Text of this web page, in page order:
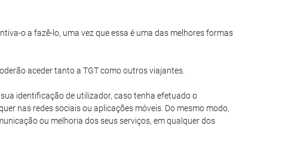
o a fazê-lo, uma vez que essa é uma das melhores formas
aceder tanto a TGT como outros viajantes.
identificação de utilizador, caso tenha efetuado o
nas redes sociais ou aplicações móveis. Do mesmo modo,
ou melhoria dos seus serviços, em qualquer dos